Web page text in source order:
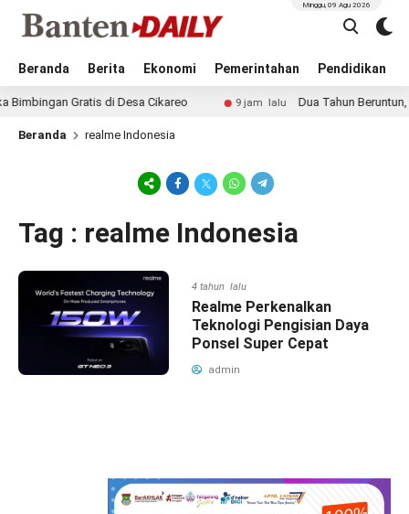
Beranda Berita Ekonomi Pemerintahan Pendidikan
Minggu, 09 Agu 2026
Gratis di Desa Cikareo 9 jam lalu Dua Tahun Beruntun,
Beranda realme Indonesia
Tag : realme Indonesia
4 tahun lalu
Realme Perkenalkan
Teknologi Pengisian Daya
Ponsel Super Cepat
admin